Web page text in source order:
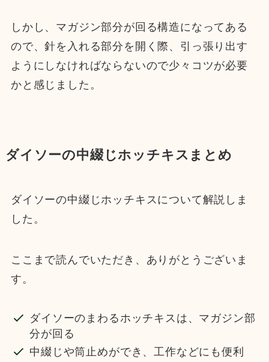
しかし、マガジン部分が回る構造になってある
ので、針を入れる部分を開く際、引っ張り出す
ようにしなければならないので少々コツが必要
かと感じました。
ダイソーの中綴じホッチキスまとめ
ダイソーの中綴じホッチキスについて解説しま
した。
ここまで読んでいただき、ありがとうございま
す。
ダイソーのまわるホッチキスは、マガジン部
分が回る
中綴じや筒止めができ、工作などにも便利